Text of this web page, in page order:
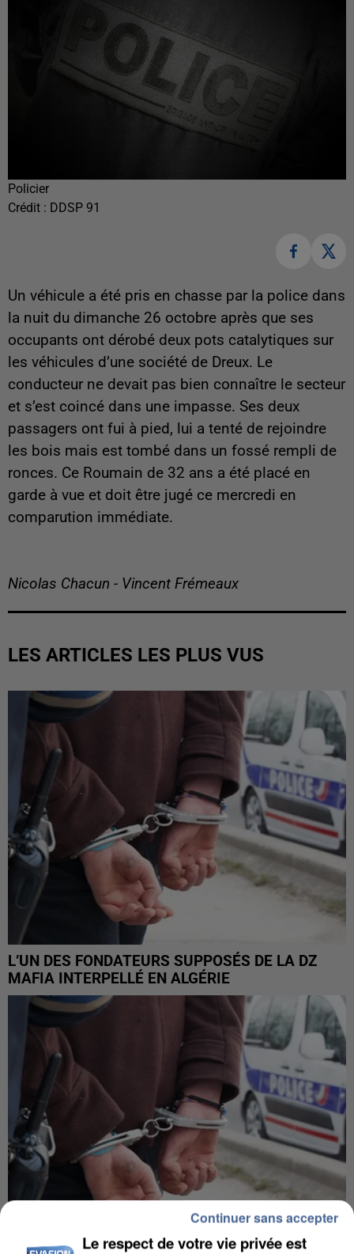
Policier
Crédit : DDSP 91
Un véhicule a été pris en chasse par la police dans
la nuit du dimanche 26 octobre après que ses
occupants ont dérobé deux pots catalytiques sur
les véhicules d’une société de Dreux. Le
conducteur ne devait pas bien connaître le secteur
et s’est coincé dans une impasse. Ses deux
passagers ont fui à pied, lui a tenté de rejoindre
les bois mais est tombé dans un fossé rempli de
ronces. Ce Roumain de 32 ans a été placé en
garde à vue et doit être jugé ce mercredi en
comparution immédiate.
Nicolas Chacun - Vincent Frémeaux
LES ARTICLES LES PLUS VUS
L’UN DES FONDATEURS SUPPOSÉS DE LA DZ
MAFIA INTERPELLÉ EN ALGÉRIE
Le respect de votre vie privée est
Continuer sans accepter